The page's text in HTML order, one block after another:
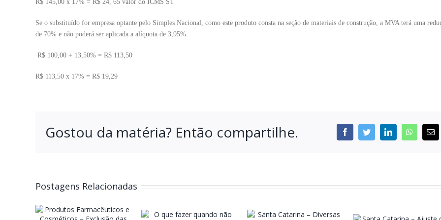
R$ 145,00 x 17% = R$ 24, 65 valor do ICMS ST
Se o substituído for empresa optante pelo Simples Nacional, como este produto consta na seção de materiais de construção, a MVA terá uma
de 70% e não poderá ser aplicada a alíquota de 3,95%.
R$ 100,00 + 13,50% = R$ 113,50
R$ 113,50 x 17% = R$ 19,29
Gostou da matéria? Então compartilhe.
Postagens Relacionadas